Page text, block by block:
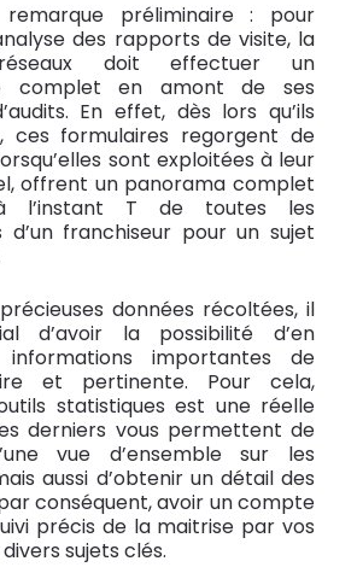
remarque préliminaire : pour
des rapports de visite, la
doit effectuer un
complet en amont de ses
En effet, dès lors qu’ils
ces formulaires regorgent de
sont exploitées à leur
offrent un panorama complet
l’instant T de toutes les
d’un franchiseur pour un sujet
données récoltées, il
d’avoir la possibilité d’en
importantes de
et pertinente. Pour cela,
statistiques est une réelle
derniers vous permettent de
vue d’ensemble sur les
aussi d’obtenir un détail des
conséquent, avoir un compte
précis de la maitrise par vos
sujets clés.